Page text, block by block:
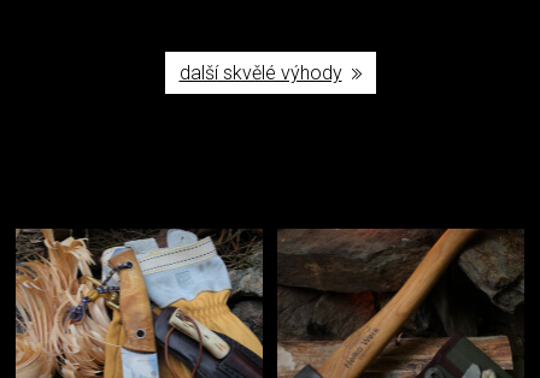
další skvělé výhody